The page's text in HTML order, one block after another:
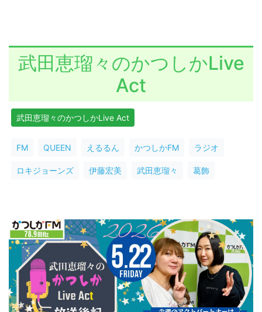
武田恵瑠々のかつしかLive
Act
武田恵瑠々のかつしかLive Act
FM QUEEN えるるん かつしかFM ラジオ
ロキジョーンズ 伊藤宏美 武田恵瑠々 葛飾